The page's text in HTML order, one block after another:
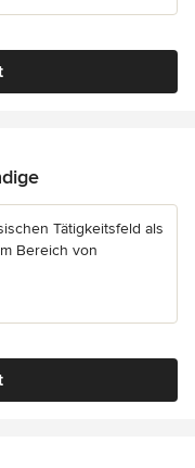
Tätigkeitsfeld als
Bereich von